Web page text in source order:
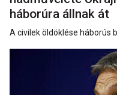
háborúra állnak át
A civilek öldöklése háborús